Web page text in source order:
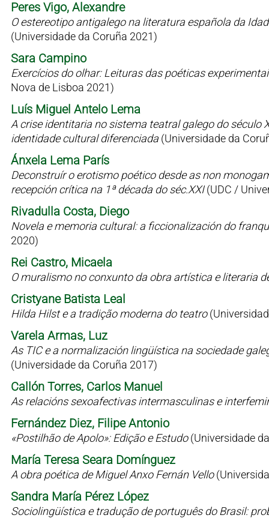
Peres Vigo, Alexandre
O estereotipo antigalego na literatura española da
(Universidade da Coruña 2021)
Sara Campino
Exercícios do olhar: Leituras das poéticas
Nova de Lisboa 2021)
Luís Miguel Antelo Lema
A crise identitaria no sistema teatral galego do século
identidade cultural diferenciada (Universidade da
Ánxela Lema París
Deconstruír o erotismo poético desde as non
recepción crítica na 1ª década do séc.XXI(UDC /
Rivadulla Costa, Diego
Novela e memoria cultural: a ficcionalización do
2020)
Rei Castro, Micaela
O muralismo no conxunto da obra artística e literaria
Cristyane Batista Leal
Hilda Hilst e a tradição moderna do teatro
Varela Armas, Luz
As TIC e a normalización lingüística na sociedade
(Universidade da Coruña 2017)
Callón Torres, Carlos Manuel
As relacións sexoafectivas intermasculinas e
Fernández Diez, Filipe Antonio
«Postilhão de Apolo»: Edição e Estudo(Universidade
María Teresa Seara Domínguez
A obra poética de Miguel Anxo Fernán Vello
Sandra María Pérez López
Sociolingüística e tradução de português do Brasil: